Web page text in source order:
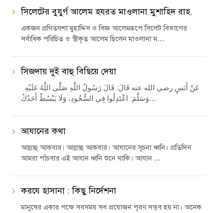
সিলেটের বুযুর্গ আলেম হযরত মাওলানা মুশাহিদ রাহ.
একজন প্রথিতযশা মুহাদ্দিস ও বিজ্ঞ আলেমরূপে সিলেট বিভাগের
সর্বাধিক পরিচিত ও স্বীকৃত আলেম ছিলেন মাওলানা ম…
সিজদায় দুই বাহু বিছিয়ে দেয়া
وَسَلَّمَ: اعْتَدِلُوا فِي السُّجُودِ، وَلَا يَبْسُطْ أَحَدُكُ…
আযানের কথা
আল্লাহু আকবার। আল্লাহু আকবার। আযানের সূচনা ধ্বনি। প্রতিদিন
আমরা পাঁচবার এই আযান ধ্বনি শুনে থাকি। আযান …
করযে হাসানা : কিছু নির্দেশনা
মানুষের একার পক্ষে সবসময় সব প্রয়োজন পূরণ সম্ভব হয় না। অনেক